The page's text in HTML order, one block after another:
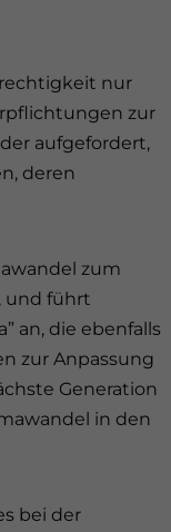
nur
zur
aufgefordert,
deren
zum
und führt
an, die ebenfalls
zur Anpassung
Generation
in den
bei der